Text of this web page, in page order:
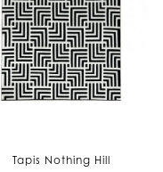
Tapis Nothing Hill